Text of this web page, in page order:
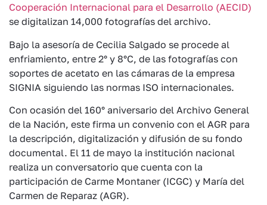
Cooperación Internacional para el Desarrollo (AECID)
se digitalizan 14,000 fotografías del archivo.
Bajo la asesoría de Cecilia Salgado se procede al
enfriamiento, entre 2° y 8°C, de las fotografías con
soportes de acetato en las cámaras de la empresa
SIGNIA siguiendo las normas ISO internacionales.
Con ocasión del 160° aniversario del Archivo General
de la Nación, este firma un convenio con el AGR para
la descripción, digitalización y difusión de su fondo
documental. El 11 de mayo la institución nacional
realiza un conversatorio que cuenta con la
participación de Carme Montaner (ICGC) y María del
Carmen de Reparaz (AGR).